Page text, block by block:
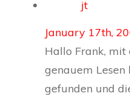
jt
January 17th,
Hallo Frank,
genauem
gefunden und